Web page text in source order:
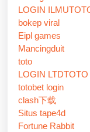
LOGIN
bokep viral
Eipl games
Mancingduit
toto
LOGIN LTDTOTO
totobet login
clash下载
Situs tape4d
Fortune Rabbit